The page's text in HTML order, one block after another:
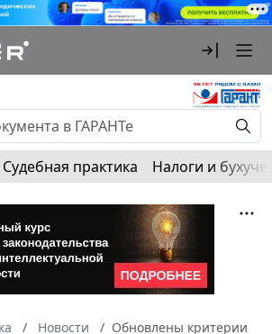
Судебная практика Налоги и
Новости
Обновлены критерии